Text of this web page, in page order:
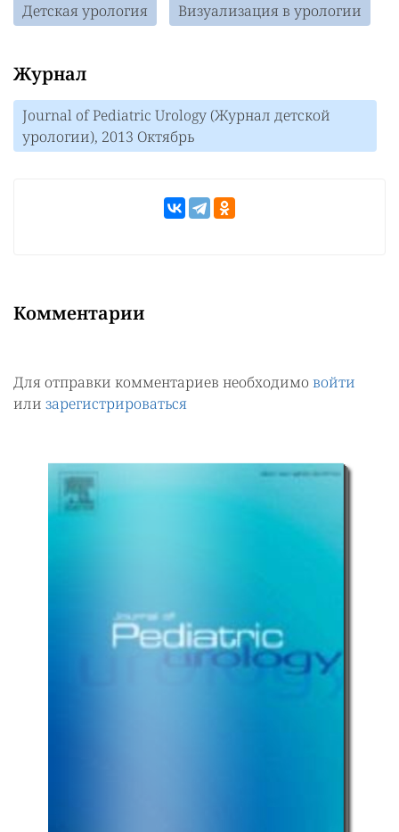
Детская урология Визуализация в урологии
Журнал
Journal of Pediatric Urology (Журнал детской
урологии), 2013 Октябрь
Комментарии
Для отправки комментариев необходимо войти
или зарегистрироваться